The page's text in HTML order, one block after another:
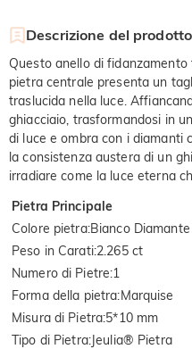
Descrizione del prodotto
Questo anello di
pietra centrale presenta un
traslucida nella luce.
ghiacciaio, trasformandosi in
di luce e ombra con i diamanti
la consistenza austera di un
irradiare come la luce eterna
Pietra Principale
Colore pietra:Bianco Diamante
Peso in Carati:2.265 ct
Numero di Pietre:1
Forma della pietra:Marquise
Misura di Pietra:5*10 mm
Tipo di Pietra:Jeulia® Pietra